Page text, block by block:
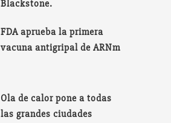
Blackstone.
FDA aprueba la primera
vacuna antigripal de ARNm
Ola de calor pone a todas
las grandes ciudades